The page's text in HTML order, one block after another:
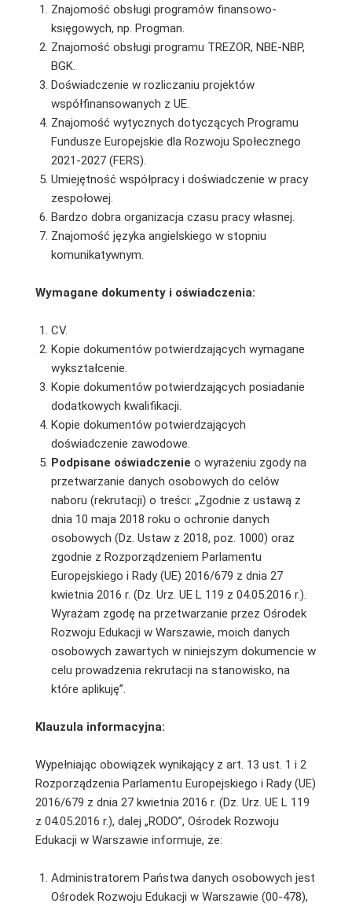
Znajomość obsługi programów finansowo-
księgowych, np. Progman.
Znajomość obsługi programu TREZOR, NBE-NBP,
BGK.
Doświadczenie w rozliczaniu projektów
współfinansowanych z UE.
Znajomość wytycznych dotyczących Programu
Fundusze Europejskie dla Rozwoju Społecznego
2021-2027 (FERS).
Umiejętność współpracy i doświadczenie w pracy
zespołowej.
Bardzo dobra organizacja czasu pracy własnej.
Znajomość języka angielskiego w stopniu
komunikatywnym.
Wymagane dokumenty i oświadczenia:
CV.
Kopie dokumentów potwierdzających wymagane
wykształcenie.
Kopie dokumentów potwierdzających posiadanie
dodatkowych kwalifikacji.
Kopie dokumentów potwierdzających
doświadczenie zawodowe.
Podpisane oświadczenie o wyrażeniu zgody na
przetwarzanie danych osobowych do celów
naboru (rekrutacji) o treści: „Zgodnie z ustawą z
dnia 10 maja 2018 roku o ochronie danych
osobowych (Dz. Ustaw z 2018, poz. 1000) oraz
zgodnie z Rozporządzeniem Parlamentu
Europejskiego i Rady (UE) 2016/679 z dnia 27
kwietnia 2016 r. (Dz. Urz. UE L 119 z 04.05.2016 r.).
Wyrażam zgodę na przetwarzanie przez Ośrodek
Rozwoju Edukacji w Warszawie, moich danych
osobowych zawartych w niniejszym dokumencie w
celu prowadzenia rekrutacji na stanowisko, na
które aplikuję”.
Klauzula informacyjna:
Wypełniając obowiązek wynikający z art. 13 ust. 1 i 2
Rozporządzenia Parlamentu Europejskiego i Rady (UE)
2016/679 z dnia 27 kwietnia 2016 r. (Dz. Urz. UE L 119
z 04.05.2016 r.), dalej „RODO”, Ośrodek Rozwoju
Edukacji w Warszawie informuje, że:
Administratorem Państwa danych osobowych jest
Ośrodek Rozwoju Edukacji w Warszawie (00-478),